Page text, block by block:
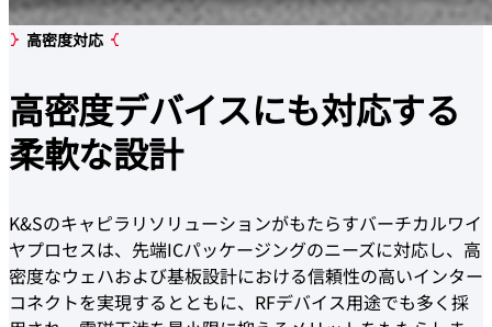
高密度対応
高密度デバイスにも対応する
柔軟な設計
K&Sのキャピラリソリューションがもたらすバーチカルワイ
ヤプロセスは、先端ICパッケージングのニーズに対応し、高
密度なウェハおよび基板設計における信頼性の高いインター
コネクトを実現するとともに、RFデバイス用途でも多く採